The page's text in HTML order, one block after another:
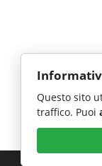
Questo sito
traffico. Puoi